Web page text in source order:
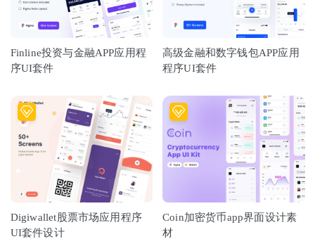
Finline投资与金融APP应用程
序UI套件
高级金融和数字钱包APP应用
程序UI套件
Digiwallet股票市场应用程序
UI套件设计
Coin加密货币app界面设计素
材